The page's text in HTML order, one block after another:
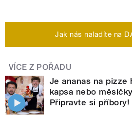
Jak nás naladíte na
VÍCE Z POŘADU
Je ananas na pizze
kapsa nebo
Připravte si příbory!